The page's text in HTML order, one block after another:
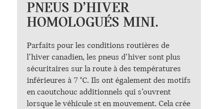
PNEUS D’HIVER
HOMOLOGUÉS MINI.
Parfaits pour les conditions routières de
l’hiver canadien, les pneus d’hiver sont plus
sécuritaires sur la route à des températures
inférieures à 7 °C. Ils ont également des motifs
en caoutchouc additionnels qui s’ouvrent
lorsque le véhicule st en mouvement. Cela crée